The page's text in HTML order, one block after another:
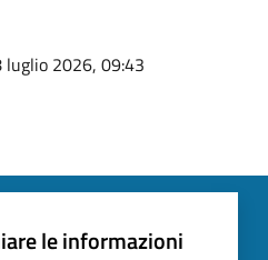
luglio 2026, 09:43
le informazioni